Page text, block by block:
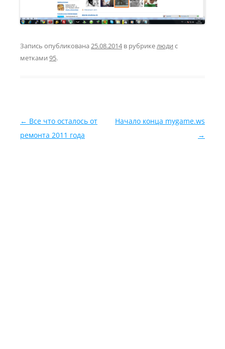
Запись опубликована 25.08.2014в рубрикелюди с
метками 95.
Навигация по записям
← Все что осталось от
ремонта 2011 года
Начало конца mygame.ws
→